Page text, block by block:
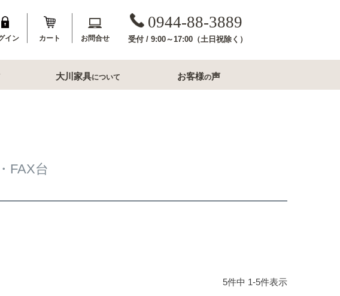
イン カート お問合せ
0944-88-3889
受付 / 9:00～17:00（土日祝除く）
ミラー
大川家具について お客様の声
FAX台
5件中 1-5件表示